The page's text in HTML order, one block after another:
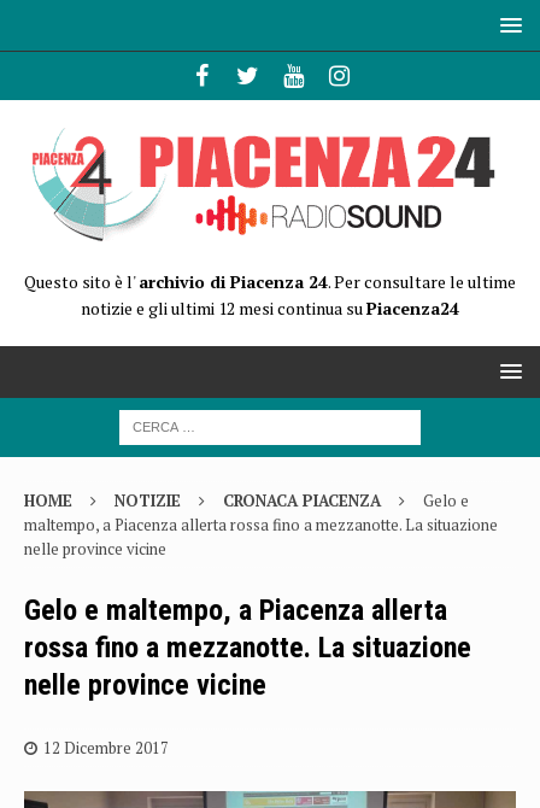
Questo sito è l'archivio di Piacenza 24. Per consultare le ultime
notizie e gli ultimi 12 mesi continua suPiacenza24
HOME NOTIZIE CRONACA PIACENZA
Gelo e
maltempo, a Piacenza allerta rossa fino a mezzanotte. La situazione
nelle province vicine
Gelo e maltempo, a Piacenza allerta
rossa fino a mezzanotte. La situazione
nelle province vicine
12 Dicembre 2017